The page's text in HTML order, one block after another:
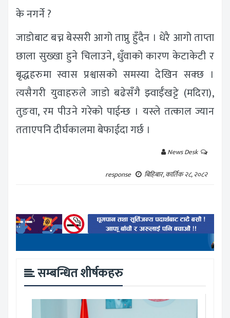
के नगर्ने ?
जाडोबाट बच्न बेस्सरी आगो ताप्नु हुँदैन । धेरै आगो ताप्ता
छाला सुख्खा हुने चिलाउने, धुँवाको कारण केटाकेटी र
बृद्धहरुमा स्वास प्रश्वासको समस्या देखिन सक्छ ।
त्यसैगरी युवाहरुले जाडो बढेसँगै झ्वाईँखट्टे (मदिरा),
तुङवा, रम पीउने गरेको पाईन्छ । यस्ले तत्काल ज्यान
तताएपनि दीर्घकालमा बेफाईदा गर्छ ।
News Desk
response
बिहिबार, कार्तिक २८, २०८२
सम्बन्धित शीर्षकहरु